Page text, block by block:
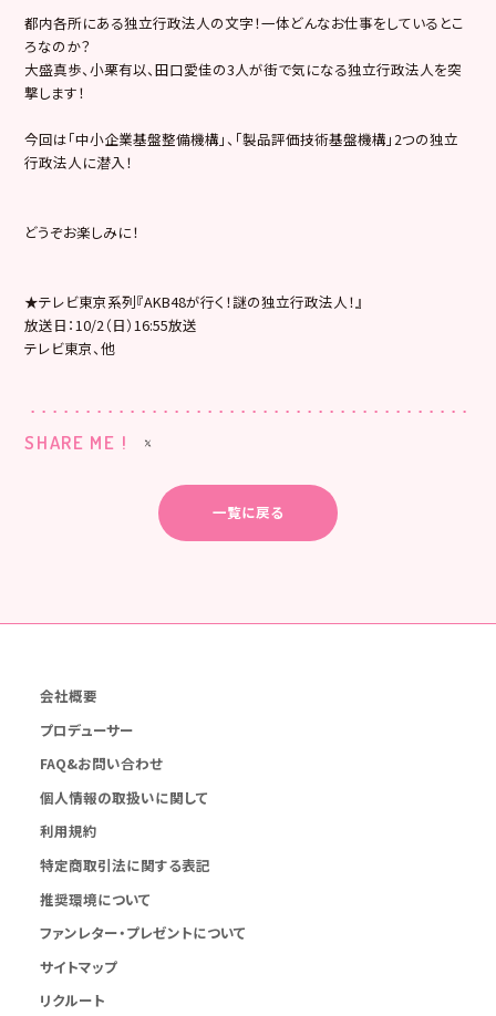
都内各所にある独立行政法人の文字！一体どんなお仕事をしているとこ
ろなのか？
大盛真歩、小栗有以、田口愛佳の3人が街で気になる独立行政法人を突
撃します！
今回は「中小企業基盤整備機構」、「製品評価技術基盤機構」2つの独立
行政法人に潜入！
どうぞお楽しみに！
★テレビ東京系列『AKB48が行く！謎の独立行政法人！』
放送日：10/2（日）16:55放送
テレビ東京、他
SHARE ME !
一覧に戻る
会社概要
プロデューサー
FAQ&お問い合わせ
個人情報の取扱いに関して
利用規約
特定商取引法に関する表記
推奨環境について
ファンレター・プレゼントについて
サイトマップ
リクルート